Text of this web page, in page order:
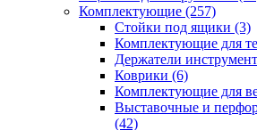
Комплектующие (257)
Стойки под ящики (3)
Комплектующие для
Держатели
Коврики (6)
Комплектующие для
Выставочные и
(42)